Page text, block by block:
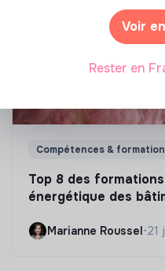
Compétences &
Top 8 des
énergétique des
Marianne Roussel•21
Voir
Rester en